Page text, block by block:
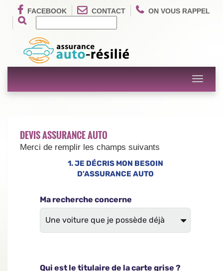
FACEBOOK CONTACT ON VOUS RAPPEL
Toggle
DEVIS ASSURANCE AUTO
Merci de remplir les champs suivants